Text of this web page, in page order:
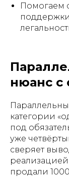
Помогаем
нюанс с
категории
под
уже
сверяет
продали